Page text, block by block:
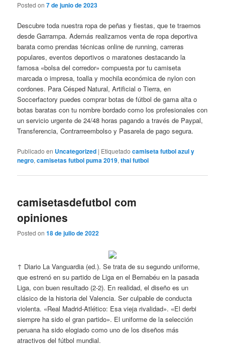
Posted on7 de junio de 2023
Descubre toda nuestra ropa de peñas y fiestas, que te traemos
desde Garrampa. Además realizamos venta de ropa deportiva
barata como prendas técnicas online de running, carreras
populares, eventos deportivos o maratones destacando la
famosa «bolsa del corredor» compuesta por tu camiseta
marcada o impresa, toalla y mochila económica de nylon con
cordones. Para Césped Natural, Artificial o Tierra, en
Soccerfactory puedes comprar botas de fútbol de gama alta o
botas baratas con tu nombre bordado como los profesionales con
un servicio urgente de 24/48 horas pagando a través de Paypal,
Transferencia, Contrarreembolso y Pasarela de pago segura.
Publicado en Uncategorized | Etiquetado camiseta futbol azul y
negro,camisetas futbol puma 2019,thai futbol
camisetasdefutbol com
opiniones
Posted on18 de julio de 2022
↑ Diario La Vanguardia (ed.). Se trata de su segundo uniforme,
que estrenó en su partido de Liga en el Bernabéu en la pasada
Liga, con buen resultado (2-2). En realidad, el diseño es un
clásico de la historia del Valencia. Ser culpable de conducta
violenta. «Real Madrid-Atlético: Esa vieja rivalidad». «El derbi
siempre ha sido el gran partido». El uniforme de la selección
peruana ha sido elogiado como uno de los diseños más
atractivos del fútbol mundial.